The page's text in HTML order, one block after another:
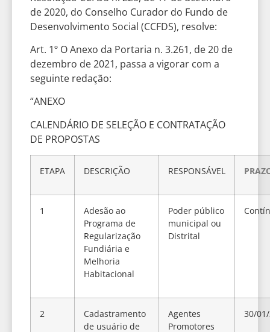
de 2020, do Conselho Curador do Fundo de
Desenvolvimento Social (CCFDS), resolve:
Art. 1º O Anexo da Portaria n. 3.261, de 20 de
dezembro de 2021, passa a vigorar com a
seguinte redação:
“ANEXO
CALENDÁRIO DE SELEÇÃO E CONTRATAÇÃO
DE PROPOSTAS
ETAPA DESCRIÇÃO RESPONSÁVEL
1
Adesão ao
Programa de
Regularização
Fundiária e
Melhoria
Habitacional
Poder público
municipal ou
Distrital
2
Cadastramento
de usuário de
Agentes
Promotores
30/